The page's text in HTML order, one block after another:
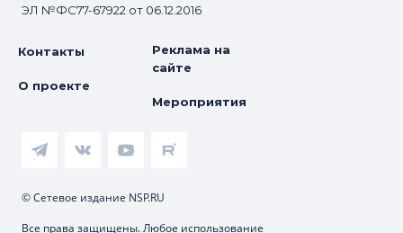
ЭЛ №ФС77-67922 от 06.12.2016
Контакты
О проекте
Реклама на
сайте
Мероприятия
© Сетевое издание NSP.RU
Все права защищены. Любое использование